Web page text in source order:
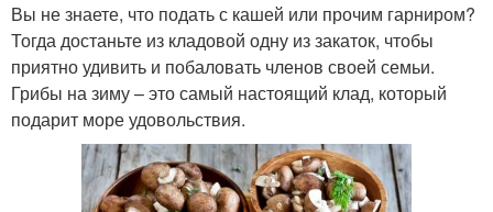
Вы не знаете, что подать с кашей или прочим гарниром?
Тогда достаньте из кладовой одну из закаток, чтобы
приятно удивить и побаловать членов своей семьи.
Грибы на зиму – это самый настоящий клад, который
подарит море удовольствия.